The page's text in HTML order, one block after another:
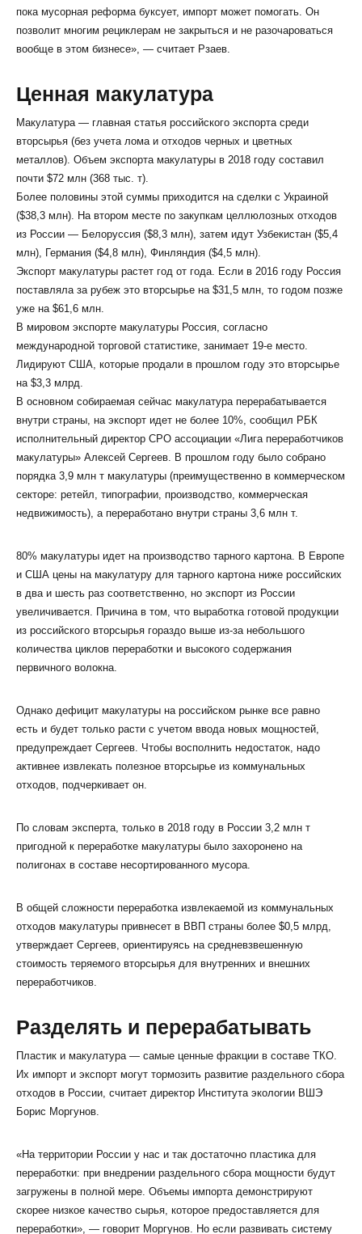
пока мусорная реформа буксует, импорт может помогать. Он
позволит многим рециклерам не закрыться и не разочароваться
вообще в этом бизнесе», — считает Рзаев.
Ценная макулатура
Макулатура — главная статья российского экспорта среди
вторсырья (без учета лома и отходов черных и цветных
металлов). Объем экспорта макулатуры в 2018 году составил
почти $72 млн (368 тыс. т).
Более половины этой суммы приходится на сделки с Украиной
($38,3 млн). На втором месте по закупкам целлюлозных отходов
из России — Белоруссия ($8,3 млн), затем идут Узбекистан ($5,4
млн), Германия ($4,8 млн), Финляндия ($4,5 млн).
Экспорт макулатуры растет год от года. Если в 2016 году Россия
поставляла за рубеж это вторсырье на $31,5 млн, то годом позже
уже на $61,6 млн.
В мировом экспорте макулатуры Россия, согласно
международной торговой статистике, занимает 19-е место.
Лидируют США, которые продали в прошлом году это вторсырье
на $3,3 млрд.
В основном собираемая сейчас макулатура перерабатывается
внутри страны, на экспорт идет не более 10%, сообщил РБК
исполнительный директор СРО ассоциации «Лига переработчиков
макулатуры» Алексей Сергеев. В прошлом году было собрано
порядка 3,9 млн т макулатуры (преимущественно в коммерческом
секторе: ретейл, типографии, производство, коммерческая
недвижимость), а переработано внутри страны 3,6 млн т.
80% макулатуры идет на производство тарного картона. В Европе
и США цены на макулатуру для тарного картона ниже российских
в два и шесть раз соответственно, но экспорт из России
увеличивается. Причина в том, что выработка готовой продукции
из российского вторсырья гораздо выше из-за небольшого
количества циклов переработки и высокого содержания
первичного волокна.
Однако дефицит макулатуры на российском рынке все равно
есть и будет только расти с учетом ввода новых мощностей,
предупреждает Сергеев. Чтобы восполнить недостаток, надо
активнее извлекать полезное вторсырье из коммунальных
отходов, подчеркивает он.
По словам эксперта, только в 2018 году в России 3,2 млн т
пригодной к переработке макулатуры было захоронено на
полигонах в составе несортированного мусора.
В общей сложности переработка извлекаемой из коммунальных
отходов макулатуры привнесет в ВВП страны более $0,5 млрд,
утверждает Сергеев, ориентируясь на средневзвешенную
стоимость теряемого вторсырья для внутренних и внешних
переработчиков.
Разделять и перерабатывать
Пластик и макулатура — самые ценные фракции в составе ТКО.
Их импорт и экспорт могут тормозить развитие раздельного сбора
отходов в России, считает директор Института экологии ВШЭ
Борис Моргунов.
«На территории России у нас и так достаточно пластика для
переработки: при внедрении раздельного сбора мощности будут
загружены в полной мере. Объемы импорта демонстрируют
скорее низкое качество сырья, которое предоставляется для
переработки», — говорит Моргунов. Но если развивать систему